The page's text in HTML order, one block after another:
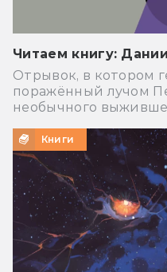
Читаем книгу:
Отрывок, в котором
поражённый лучом
необычного
Книги